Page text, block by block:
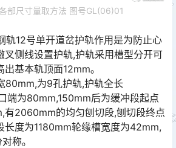
部尺寸量取方法 图号GL(06)01
12号单开道岔护轨作用是为防止心
叉侧线设置护轨,护轨采用槽型分开可
出基本轨顶面12mm｡󠅅󠅃󠄵󠅂󠄪󠇖󠆨󠆨󠇕󠆞󠆒󠅬󠇘󠆭󠆘󠇙󠆝󠅵󠇗󠆭󠆁󠄐󠇗󠅹󠅸󠇖󠆍󠅳󠇖󠅹󠅰󠇖󠆌󠅹
80mm,为9孔护轨,护轨全长
端为80mm,150mm后为缓冲段起点
有2060mm的均匀刨切段,刨切段终点
长度为1180mm轮缘槽宽度为42mm,
称｡󠅅󠅃󠄵󠅂󠄪󠇖󠆨󠆨󠇕󠆞󠆒󠅬󠇘󠆭󠆘󠇙󠆝󠅵󠇗󠆭󠆁󠄐󠇗󠅹󠅸󠇖󠆍󠅳󠇖󠅹󠅰󠇖󠆌󠅹